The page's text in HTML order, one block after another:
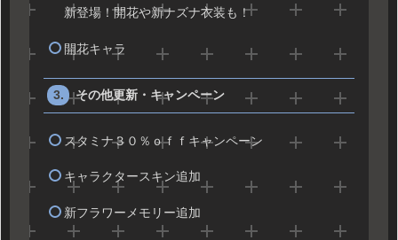
新登場！開花や新ナズナ衣装も！
開花キャラ
その他更新・キャンペーン
スタミナ３０％ｏｆｆキャンペーン
キャラクタースキン追加
新フラワーメモリー追加